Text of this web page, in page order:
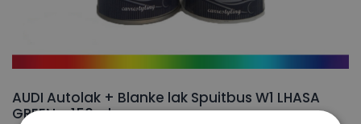
AUDI Autolak + Blanke lak Spuitbus W1 LHASA
GREEN – 150ml